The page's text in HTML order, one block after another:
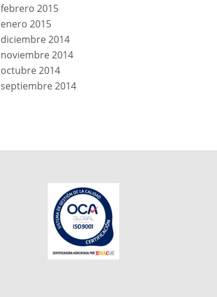
febrero 2015
enero 2015
diciembre 2014
noviembre 2014
octubre 2014
septiembre 2014